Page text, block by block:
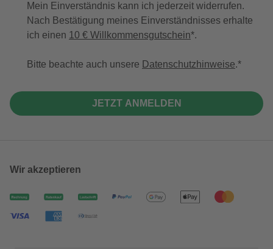
Mein Einverständnis kann ich jederzeit widerrufen.
Nach Bestätigung meines Einverständnisses erhalte
ich einen 10 € Willkommensgutschein*.
Bitte beachte auch unsere Datenschutzhinweise.
JETZT ANMELDEN
Wir akzeptieren